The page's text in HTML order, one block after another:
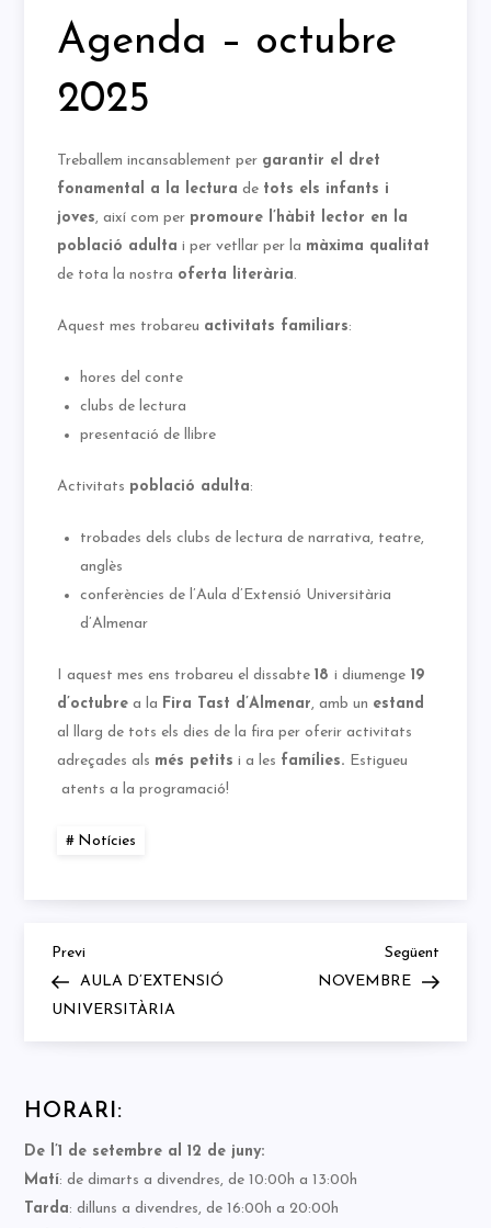
Agenda – octubre
2025
Treballem incansablement per garantir el dret
fonamental a la lectura de tots els infants i
joves, així com per promoure l’hàbit lector en la
població adulta i per vetllar per la màxima qualitat
de tota la nostra oferta literària.
Aquest mes trobareu activitats familiars:
hores del conte
clubs de lectura
presentació de llibre
Activitats població adulta:
trobades dels clubs de lectura de narrativa, teatre,
anglès
conferències de l’Aula d’Extensió Universitària
d’Almenar
I aquest mes ens trobareu el dissabte18i diumenge 19
d’octubre a la Fira Tast d’Almenar, amb un estand
al llarg de tots els dies de la fira per oferir activitats
adreçades als més petits i a les famílies. Estigueu
atents a la programació!
Notícies
Navegació
d'entrades
Previous
Post
Previ
AULA D’EXTENSIÓ
UNIVERSITÀRIA
Next
Post
Següent
NOVEMBRE
HORARI:
De l’1 de setembre al 12 de juny:
Matí: de dimarts a divendres, de 10:00h a 13:00h
Tarda: dilluns a divendres, de 16:00h a 20:00h